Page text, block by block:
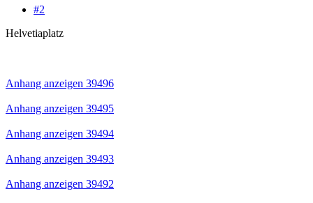
#2
Helvetiaplatz
Anhang anzeigen 39496
Anhang anzeigen 39495
Anhang anzeigen 39494
Anhang anzeigen 39493
Anhang anzeigen 39492